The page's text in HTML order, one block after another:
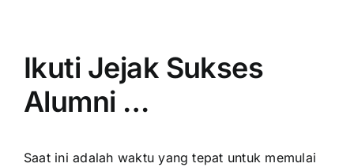
Ikuti Jejak Sukses
Alumni …
Saat ini adalah waktu yang tepat untuk memulai